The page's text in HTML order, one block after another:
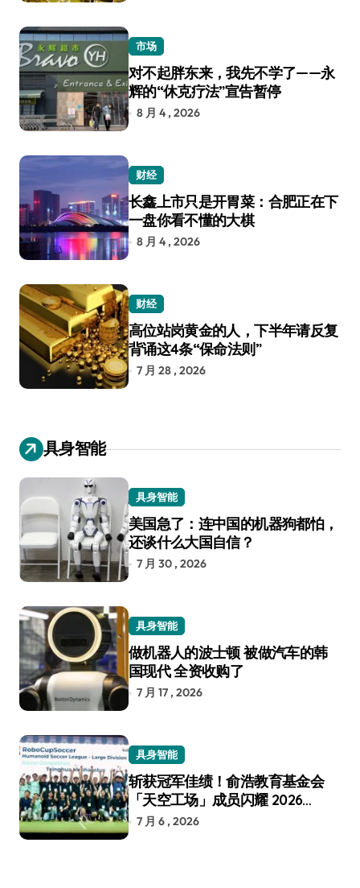
市场
对不起胖东来，我先不学了——永
辉的“休克疗法”宣告暂停
8 月 4 , 2026
财经
长鑫上市只是开胃菜：合肥正在下
一盘你看不懂的大棋
8 月 4 , 2026
财经
高位站岗黄金的人，下半年请反复
背诵这4条“保命法则”
7 月 28 , 2026
具身智能
具身智能
美国急了：连中国的机器狗都怕，
还谈什么大国自信？
7 月 30 , 2026
具身智能
做机器人的波士顿 被做汽车的韩
国现代 全资收购了
7 月 17 , 2026
具身智能
斩获冠军佳绩！俞浩教育基金会
「天空工场」成员闪耀 2026
RoboCup 机器人世界杯
7 月 6 , 2026